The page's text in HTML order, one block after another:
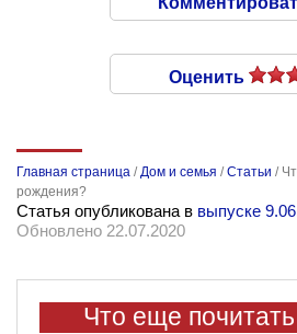
Оценить
Главная страница /Дом и семья /Статьи /
рождения?
Статья опубликована в выпуске
Обновлено 22.07.2020
Что еще